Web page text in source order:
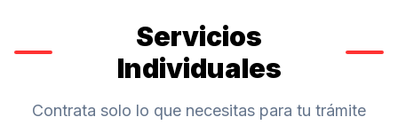
Servicios
Individuales
Contrata solo lo que necesitas para tu trámite